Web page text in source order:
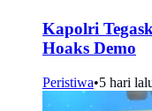
Kapolri
Hoaks Demo
Peristiwa•5 hari